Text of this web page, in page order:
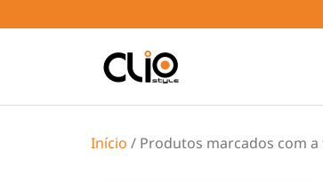
Início / Produtos marcados com a